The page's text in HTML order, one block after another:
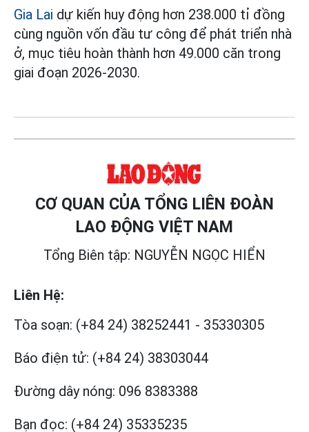
Gia Lai dự kiến huy động hơn 238.000 tỉ đồng
cùng nguồn vốn đầu tư công để phát triển nhà
ở, mục tiêu hoàn thành hơn 49.000 căn trong
giai đoạn 2026-2030.
CƠ QUAN CỦA TỔNG LIÊN ĐOÀN
LAO ĐỘNG VIỆT NAM
Tổng Biên tập: NGUYỄN NGỌC HIỂN
Liên Hệ:
Tòa soạn: (+84 24) 38252441 - 35330305
Báo điện tử: (+84 24) 38303044
Đường dây nóng: 096 8383388
Bạn đọc: (+84 24) 35335235